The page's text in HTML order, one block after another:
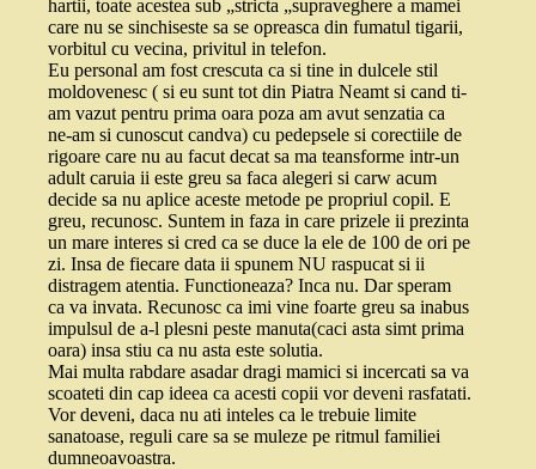
hartii, toate acestea sub „stricta „supraveghere a mamei
care nu se sinchiseste sa se opreasca din fumatul tigarii,
vorbitul cu vecina, privitul in telefon.
Eu personal am fost crescuta ca si tine in dulcele stil
moldovenesc ( si eu sunt tot din Piatra Neamt si cand ti-
am vazut pentru prima oara poza am avut senzatia ca
ne-am si cunoscut candva) cu pedepsele si corectiile de
rigoare care nu au facut decat sa ma teansforme intr-un
adult caruia ii este greu sa faca alegeri si carw acum
decide sa nu aplice aceste metode pe propriul copil. E
greu, recunosc. Suntem in faza in care prizele ii prezinta
un mare interes si cred ca se duce la ele de 100 de ori pe
zi. Insa de fiecare data ii spunem NU raspucat si ii
distragem atentia. Functioneaza? Inca nu. Dar speram
ca va invata. Recunosc ca imi vine foarte greu sa inabus
impulsul de a-l plesni peste manuta(caci asta simt prima
oara) insa stiu ca nu asta este solutia.
Mai multa rabdare asadar dragi mamici si incercati sa va
scoateti din cap ideea ca acesti copii vor deveni rasfatati.
Vor deveni, daca nu ati inteles ca le trebuie limite
sanatoase, reguli care sa se muleze pe ritmul familiei
dumneoavoastra.